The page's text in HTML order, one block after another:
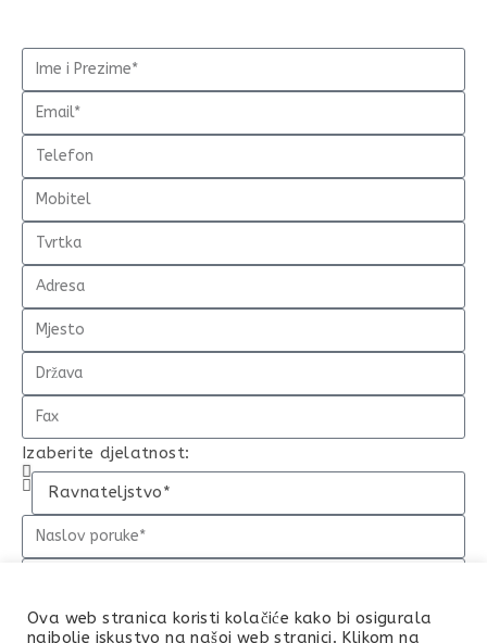
Ova web stranica koristi kolačiće kako bi osigurala
najbolje iskustvo na našoj web stranici. Klikom na
Izaberite djelatnost: